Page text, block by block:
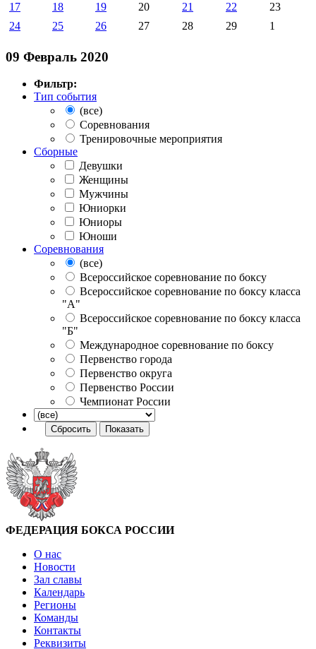
17
18 19 20 21 22
23
24
25 26 27 28 29 1
09 Февраль 2020
Фильтр:
Тип события
(все)
Соревнования
Тренировочные мероприятия
Сборные
Девушки
Женщины
Мужчины
Юниорки
Юниоры
Юноши
Соревнования
(все)
Всероссийское соревнование по боксу
Всероссийское соревнование по боксу класса
"А"
Всероссийское соревнование по боксу класса
"Б"
Международное соревнование по боксу
Первенство города
Первенство округа
Первенство России
Чемпионат России
ФЕДЕРАЦИЯ БОКСА РОССИИ
О нас
Новости
Зал славы
Календарь
Регионы
Команды
Контакты
Реквизиты